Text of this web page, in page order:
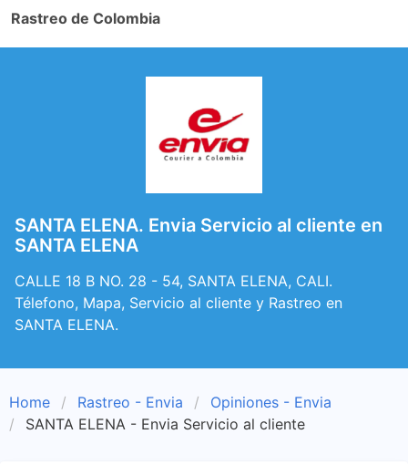
Rastreo de Colombia
SANTA ELENA. Envia Servicio al cliente en
SANTA ELENA
CALLE 18 B NO. 28 - 54, SANTA ELENA, CALI.
Télefono, Mapa, Servicio al cliente y Rastreo en
SANTA ELENA.
Home Rastreo - Envia
Opiniones - Envia
SANTA ELENA - Envia Servicio al cliente